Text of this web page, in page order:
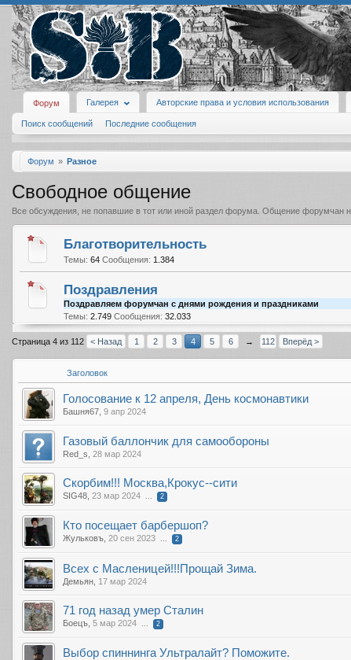
Форум Галерея Авторские права и условия использования
Поиск сообщений Последние сообщения
Форум Разное
Свободное общение
Все обсуждения, не попавшие в тот или иной раздел форума. Общение форумчан
Благотворительность
Темы: 64 Сообщения: 1.384
Поздравления
Поздравляем форумчан с днями рождения и праздниками
Темы: 2.749 Сообщения: 32.033
Страница 4 из 112 < Назад 1 2 3 4 5 6 → 112 Вперёд >
Заголовок
Голосование к 12 апреля, День космонавтики
Башня67 9 апр 2024
Газовый баллончик для самообороны
Red_s 28 мар 2024
Скорбим!!! Москва,Крокус--сити
SIG48 23 мар 2024 ... 2
Кто посещает барбершоп?
Жульковъ 20 сен 2023 ... 2
Всех с Масленицей!!!Прощай Зима.
Демьян 17 мар 2024
71 год назад умер Сталин
Боецъ 5 мар 2024 ... 2
Выбор спиннинга Ультралайт? Поможите.